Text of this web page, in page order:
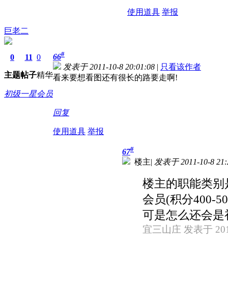
使用道具 举报
巨老二
0
主题
11
帖子
0
精华
初级一星会员
66#
发表于 2011-10-8 20:01:08 | 只看该作者
看来要想看图还有很长的路要走啊!
回复
使用道具 举报
67#
楼主| 发表于 2011-10-8
楼主的职能类
会员(积分400-
可是怎么还会是
宜三山庄 发表于